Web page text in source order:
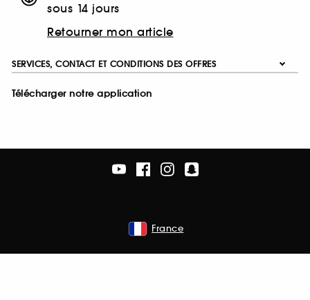
sous 14 jours
Retourner mon article
SERVICES, CONTACT ET CONDITIONS DES OFFRES
Télécharger notre application
France